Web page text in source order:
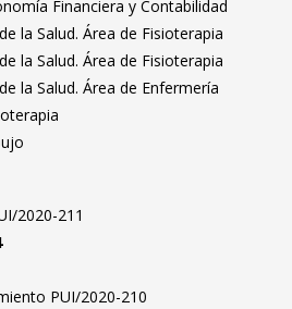
Financiera y Contabilidad
la Salud. Área de Fisioterapia
la Salud. Área de Fisioterapia
la Salud. Área de Enfermería
2020-211
PUI/2020-210